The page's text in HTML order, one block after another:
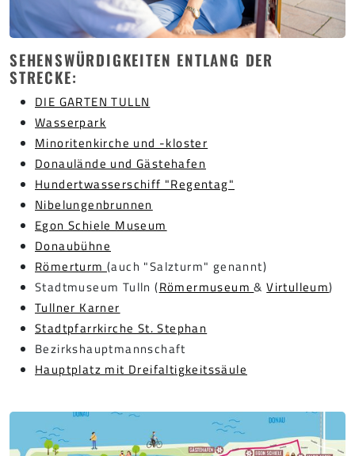
SEHENSWÜRDIGKEITEN ENTLANG DER
STRECKE:
DIE GARTEN TULLN
Wasserpark
Minoritenkirche und -kloster
Donaulände und Gästehafen
Hundertwasserschiff "Regentag"
Nibelungenbrunnen
Egon Schiele Museum
Donaubühne
Römerturm(auch "Salzturm" genannt)
Stadtmuseum Tulln (Römermuseum&Virtulleum)
Tullner Karner
Stadtpfarrkirche St. Stephan
Bezirkshauptmannschaft
Hauptplatz mit Dreifaltigkeitssäule